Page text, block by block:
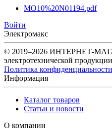
MO10%20N01194.pdf
Войти
Электромакс
© 2019–2026 ИНТЕРНЕТ-
электротехнической
Политика конфиденциальности
Информация
Каталог товаров
Статьи и новости
О компании